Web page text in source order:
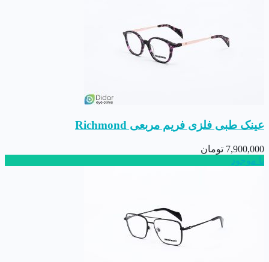
عینک طبی فلزی فریم مربعی Richmond
7,900,000 تومان
نا موجود